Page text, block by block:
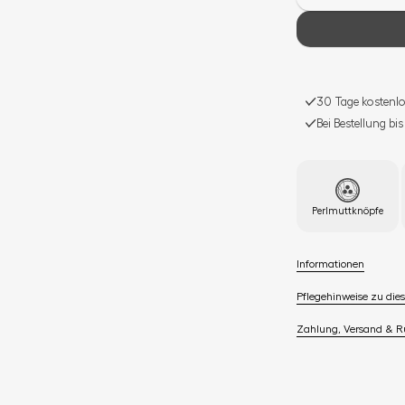
30 Tage
Bei Bestellung
Perlmuttknöpfe
Informationen
Pflegehinweise zu
Zahlung, Versand &